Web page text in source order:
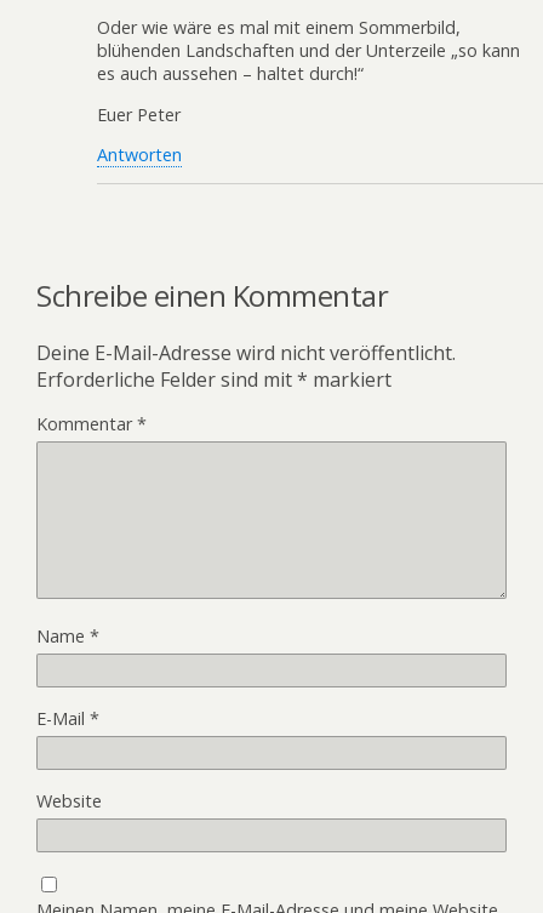
Oder wie wäre es mal mit einem Sommerbild,
blühenden Landschaften und der Unterzeile „so kann
es auch aussehen – haltet durch!“
Euer Peter
Antworten
Schreibe einen Kommentar
Deine E-Mail-Adresse wird nicht veröffentlicht.
Erforderliche Felder sind mit* markiert
Kommentar*
Name *
E-Mail *
Website